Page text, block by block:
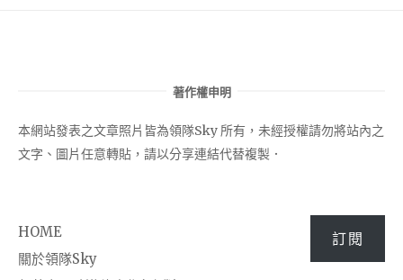
著作權申明
本網站發表之文章照片皆為領隊Sky 所有，未經授權請勿將站內之
文字、圖片任意轉貼，請以分享連結代替複製．
HOME
關於領隊Sky
訂閱